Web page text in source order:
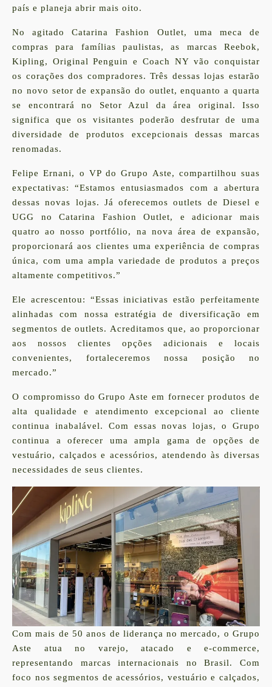
país e planeja abrir mais oito.
No agitado Catarina Fashion Outlet, uma meca de
compras para famílias paulistas, as marcas Reebok,
Kipling, Original Penguin e Coach NY vão conquistar
os corações dos compradores. Três dessas lojas estarão
no novo setor de expansão do outlet, enquanto a quarta
se encontrará no Setor Azul da área original. Isso
significa que os visitantes poderão desfrutar de uma
diversidade de produtos excepcionais dessas marcas
renomadas.
Felipe Ernani, o VP do Grupo Aste, compartilhou suas
expectativas: “Estamos entusiasmados com a abertura
dessas novas lojas. Já oferecemos outlets de Diesel e
UGG no Catarina Fashion Outlet, e adicionar mais
quatro ao nosso portfólio, na nova área de expansão,
proporcionará aos clientes uma experiência de compras
única, com uma ampla variedade de produtos a preços
altamente competitivos.”
Ele acrescentou: “Essas iniciativas estão perfeitamente
alinhadas com nossa estratégia de diversificação em
segmentos de outlets. Acreditamos que, ao proporcionar
aos nossos clientes opções adicionais e locais
convenientes, fortaleceremos nossa posição no
mercado.”
O compromisso do Grupo Aste em fornecer produtos de
alta qualidade e atendimento excepcional ao cliente
continua inabalável. Com essas novas lojas, o Grupo
continua a oferecer uma ampla gama de opções de
vestuário, calçados e acessórios, atendendo às diversas
necessidades de seus clientes.
Com mais de 50 anos de liderança no mercado, o Grupo
Aste atua no varejo, atacado e e-commerce,
representando marcas internacionais no Brasil. Com
foco nos segmentos de acessórios, vestuário e calçados,